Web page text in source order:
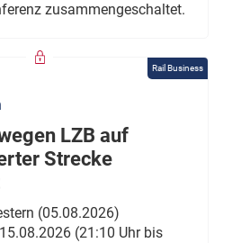
zusammengeschaltet.
Rail Business
LZB auf
Strecke
(05.08.2026)
(21:10 Uhr bis